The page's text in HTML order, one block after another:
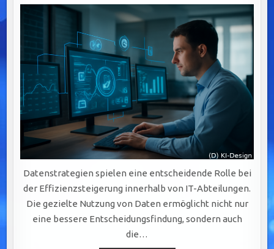
Datenstrategien spielen eine entscheidende Rolle bei
der Effizienzsteigerung innerhalb von IT-Abteilungen.
Die gezielte Nutzung von Daten ermöglicht nicht nur
eine bessere Entscheidungsfindung, sondern auch
die…